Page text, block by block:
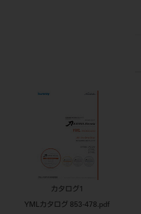
カタログ1
YMLカタログ 853-478.pdf